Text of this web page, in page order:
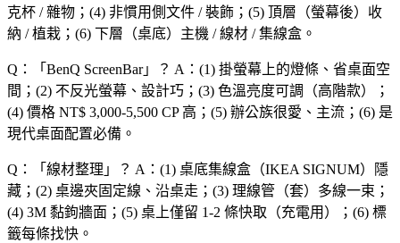
克杯 / 雜物；(4) 非慣用側文件 / 裝飾；(5) 頂層（螢幕後）收
納 / 植栽；(6) 下層（桌底）主機 / 線材 / 集線盒。
Q：「 BenQ ScreenBar」？ A：(1) 掛螢幕上的燈條、省桌面空
間；(2) 不反光螢幕、設計巧；(3) 色溫亮度可調（高階款）；
(4) 價格 NT$ 3,000-5,500 CP 高；(5) 辦公族很愛、主流；(6) 是
現代桌面配置必備。
Q：「 線材整理 」？ A：(1) 桌底集線盒（IKEA SIGNUM）隱
藏；(2) 桌邊夾固定線、沿桌走；(3) 理線管（套）多線一束；
(4) 3M 黏鉤牆面；(5) 桌上僅留 1-2 條快取（充電用）；(6) 標
籤每條找快。